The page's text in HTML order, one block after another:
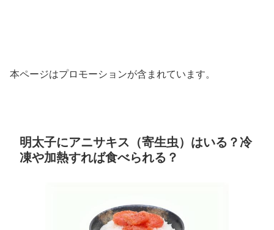
本ページはプロモーションが含まれています。
明太子にアニサキス（寄生虫）はいる？冷
凍や加熱すれば食べられる？